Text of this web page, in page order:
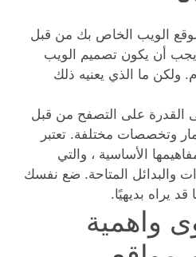
الويب الخاص بك من قبل
أن يكون تصميم الويب
ولكن ما الذي يعنيه ذلك
القدرة على التصفح من قبل
وتخصصات مختلفة. تعتبر
الأساسية ، والتي
والبدائل المتاحة. ضع نفسك
يراه بديهيًا.
واهمية